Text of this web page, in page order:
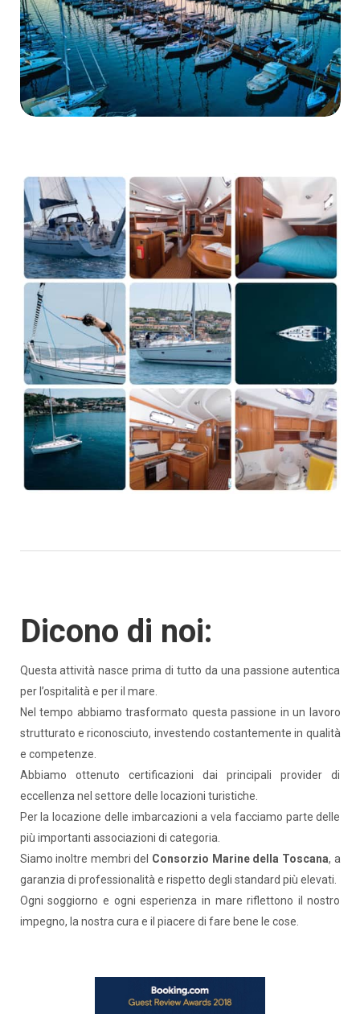
Dicono di noi:
Questa attività nasce prima di tutto da una passione autentica
per l’ospitalità e per il mare.
Nel tempo abbiamo trasformato questa passione in un lavoro
strutturato e riconosciuto, investendo costantemente in qualità
e competenze.
Abbiamo ottenuto certificazioni dai principali provider di
eccellenza nel settore delle locazioni turistiche.
Per la locazione delle imbarcazioni a vela facciamo parte delle
più importanti associazioni di categoria.
Siamo inoltre membri del Consorzio Marine della Toscana, a
garanzia di professionalità e rispetto degli standard più elevati.
Ogni soggiorno e ogni esperienza in mare riflettono il nostro
impegno, la nostra cura e il piacere di fare bene le cose.